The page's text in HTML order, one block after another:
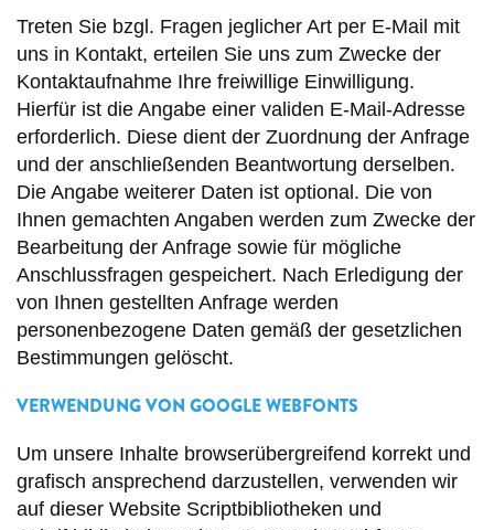
Treten Sie bzgl. Fragen jeglicher Art per E-Mail mit
uns in Kontakt, erteilen Sie uns zum Zwecke der
Kontaktaufnahme Ihre freiwillige Einwilligung.
Hierfür ist die Angabe einer validen E-Mail-Adresse
erforderlich. Diese dient der Zuordnung der Anfrage
und der anschließenden Beantwortung derselben.
Die Angabe weiterer Daten ist optional. Die von
Ihnen gemachten Angaben werden zum Zwecke der
Bearbeitung der Anfrage sowie für mögliche
Anschlussfragen gespeichert. Nach Erledigung der
von Ihnen gestellten Anfrage werden
personenbezogene Daten gemäß der gesetzlichen
Bestimmungen gelöscht.
VERWENDUNG VON GOOGLE WEBFONTS
Um unsere Inhalte browserübergreifend korrekt und
grafisch ansprechend darzustellen, verwenden wir
auf dieser Website Scriptbibliotheken und